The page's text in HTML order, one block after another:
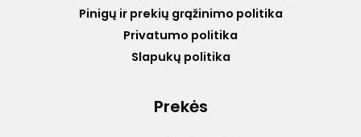
Pinigų ir prekių grąžinimo politika
Privatumo politika
Slapukų politika
Prekės